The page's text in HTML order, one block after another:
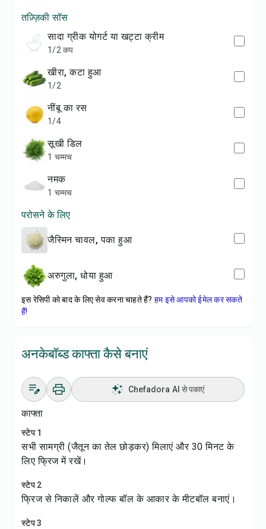
तज़्ज़िकी सॉस
सादा ग्रीक योगर्ट या खट्टा क्रीम
1/2 कप
खीरा, कटा हुआ
1/2
नींबू का रस
1/4
सूखी डिल
1 चम्मच
नमक
1 चम्मच
परोसने के लिए
जैस्मिन चावल, पका हुआ
अरुगुला, धोया हुआ
इस रेसिपी को बाद के लिए सेव करना चाहते हैं? हम इसे आपको ईमेल कर सकते
हैं!
अनकेबॉब्ड काफ्ता कैसे बनाएं
Chefadora AI से पकाएं
काफ्ता
स्टेप 1
सभी सामग्री (जैतून का तेल छोड़कर) मिलाएं और 30 मिनट के
लिए फ्रिज में रखें।
स्टेप 2
फ्रिज से निकालें और गोल्फ बॉल के आकार के मीटबॉल बनाएं।
स्टेप 3